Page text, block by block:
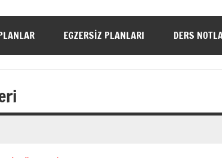
EGZERSIZ PLANLARI DERS